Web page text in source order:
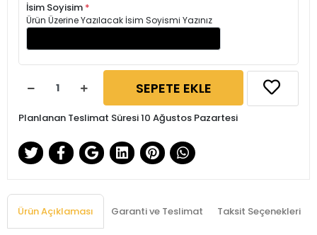
İsim Soyisim *
Ürün Üzerine Yazılacak İsim Soyismi Yazınız
SEPETE EKLE
Planlanan Teslimat Süresi 10 Ağustos Pazartesi
Ürün Açıklaması Garanti ve Teslimat Taksit Seçenekleri